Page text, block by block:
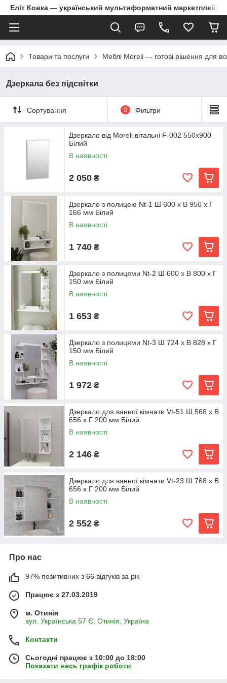
Еліт Ковка — український мультиформатний маркетплейс
Товари та послуги Меблі Moreli — готові рішення для
Дзеркала без підсвітки
Сортування 0 Фільтри
Дзеркало від Moreli вітальні F-002 550x900
Білий
В наявності
2 050 ₴
Дзеркало з полицею Nt-1 Ш 600 x В 950 x Г
166 мм Білий
В наявності
1 740 ₴
Дзеркало з полицями Nt-2 Ш 600 x В 800 x Г
150 мм Білий
В наявності
1 653 ₴
Дзеркало з полицями Nt-3 Ш 724 x В 828 x Г
150 мм Білий
В наявності
1 972 ₴
Дзеркало для ванної кімнати Vt-51 Ш 568 x В
656 x Г 200 мм Білий
В наявності
2 146 ₴
Дзеркало для ванної кімнати Vt-23 Ш 768 x В
656 x Г 200 мм Білий
В наявності
2 552 ₴
Про нас
97% позитивних з 66 відгуків за рік
Працює з 27.03.2019
м. Отинія
вул. Українська 57 Є, Отинія, Україна
Контакти
Сьогодні працює з 10:00 до 18:00
Показати весь графік роботи